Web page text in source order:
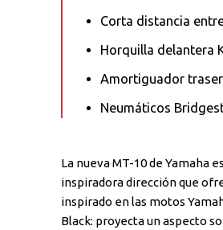
Corta distancia
Horquilla delantera
Amortiguador
Neumáticos
La nueva MT-10 de Yamaha
inspiradora dirección que
inspirado en las motos
Black: proyecta un aspecto